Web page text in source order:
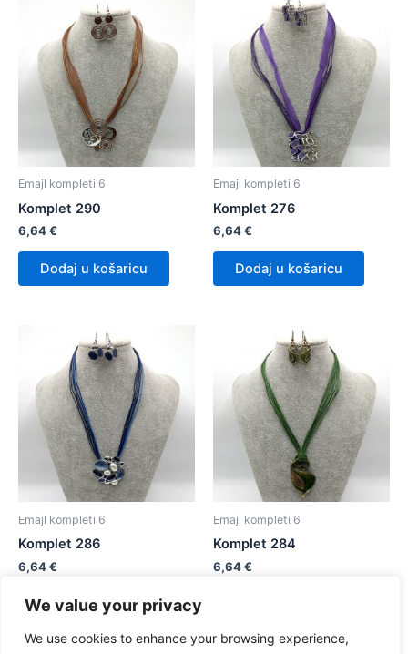
We value your privacy
We use cookies to enhance your browsing experience,
Emajl kompleti 6
Komplet 290
6,64€
Dodaj u košaricu
Emajl kompleti 6
Komplet 276
6,64€
Dodaj u košaricu
Emajl kompleti 6
Komplet 286
6,64€
Dodaj u košaricu
Emajl kompleti 6
Komplet 284
6,64€